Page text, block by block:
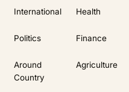
International
Politics
Around
Country
Health
Finance
Agriculture